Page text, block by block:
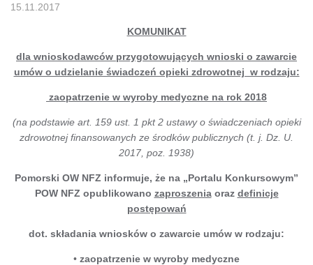
15.11.2017
KOMUNIKAT
dla wnioskodawców przygotowujących wnioski o zawarcie
umów o udzielanie świadczeń opieki zdrowotnej w rodzaju:
zaopatrzenie w wyroby medyczne na rok 2018
(na podstawie art. 159 ust. 1 pkt 2 ustawy o świadczeniach opieki
zdrowotnej finansowanych ze środków publicznych (t. j. Dz. U.
2017, poz. 1938)
Pomorski OW NFZ informuje, że na „Portalu Konkursowym”
POW NFZ opublikowano zaproszeniaoraz definicje
postępowań
dot. składania wniosków o zawarcie umów w rodzaju:
• zaopatrzenie w wyroby medyczne